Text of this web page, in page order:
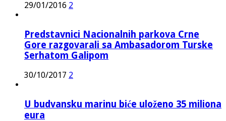
29/01/2016 2
Predstavnici Nacionalnih parkova Crne
Gore razgovarali sa Ambasadorom Turske
Serhatom Galipom
30/10/2017 2
U budvansku marinu biće uloženo 35 miliona
eura